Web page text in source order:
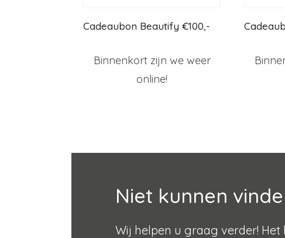
Cadeaubon Beautify €100,-
Binnenkort zijn we weer
online!
Niet kunnen
Wij helpen u graag verder!